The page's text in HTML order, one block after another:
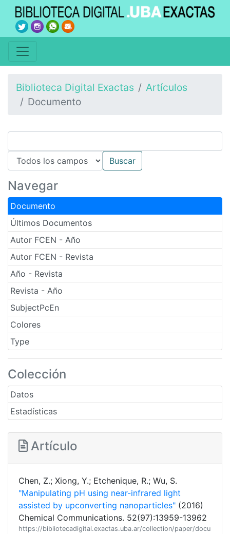
Biblioteca Digital Exactas
Artículos
Documento
Navegar
Documento
Últimos Documentos
Autor FCEN - Año
Autor FCEN - Revista
Año - Revista
Revista - Año
SubjectPcEn
Colores
Type
Colección
Datos
Estadísticas
Artículo
Chen, Z.; Xiong, Y.; Etchenique, R.; Wu, S.
"Manipulating pH using near-infrared light
assisted by upconverting nanoparticles" (2016)
Chemical Communications. 52(97):13959-13962
https://bibliotecadigital.exactas.uba.ar/collection/paper/docu